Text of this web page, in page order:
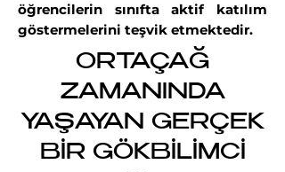
öğrencilerin sınıfta aktif katılım
göstermelerini teşvik etmektedir.
ORTAÇAĞ
ZAMANINDA
YAŞAYAN GERÇEK
BİR GÖKBİLİMCİ